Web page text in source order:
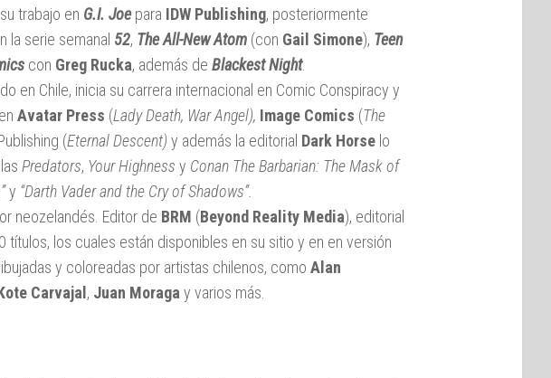
trabajo en G.I. Joepara IDW Publishing, posteriormente
la serie semanal 52, The All-New Atom (con Gail Simone), Teen
con Greg Rucka, además de Blackest Night.
en Chile, inicia su carrera internacional en Comic Conspiracy y
Avatar Press (Lady Death, War Angel), Image Comics (The
(Eternal Descent) y además la editorial Dark Horse lo
Predators, Your Highness y Conan The Barbarian: The Mask of
y “Darth Vader and the Cry of Shadows”.
neozelandés. Editor de BRM (Beyond Reality Media), editorial
títulos, los cuales están disponibles en su sitio y en en versión
y coloreadas por artistas chilenos, como Alan
Carvajal , Juan Moraga y varios más.